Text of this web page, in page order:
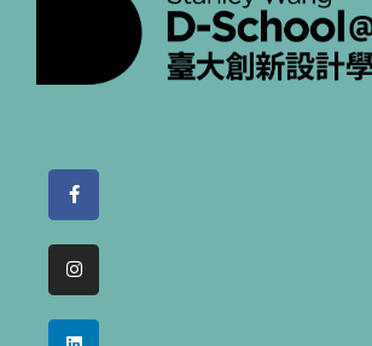
F
a
b
o
-
f
I
n
a
L